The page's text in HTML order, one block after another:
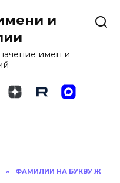
и
имён и
» ФАМИЛИИ НА БУКВУ Ж